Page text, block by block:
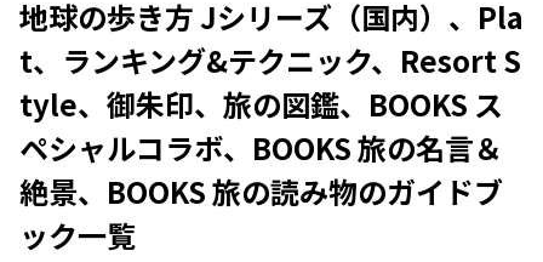
地球の歩き方 Jシリーズ（国内）、Pla
t、ランキング&テクニック、Resort S
tyle、御朱印、旅の図鑑、BOOKS ス
ペシャルコラボ、BOOKS 旅の名言＆
絶景、BOOKS 旅の読み物のガイドブ
ック一覧